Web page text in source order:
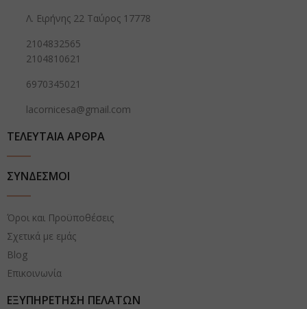
Λ. Ειρήνης 22 Ταύρος 17778
2104832565
2104810621
6970345021
lacornicesa@gmail.com
ΤΕΛΕΥΤΑΙΑ ΑΡΘΡΑ
ΣΥΝΔΕΣΜΟΙ
Όροι και Προϋποθέσεις
Σχετικά με εμάς
Blog
Επικοινωνία
ΕΞΥΠΗΡΕΤΗΣΗ ΠΕΛΑΤΩΝ